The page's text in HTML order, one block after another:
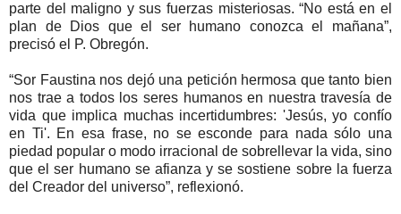
parte del maligno y sus fuerzas misteriosas. “No está en el
plan de Dios que el ser humano conozca el mañana”,
precisó el P. Obregón.
“Sor Faustina nos dejó una petición hermosa que tanto bien
nos trae a todos los seres humanos en nuestra travesía de
vida que implica muchas incertidumbres: 'Jesús, yo confío
en Ti'. En esa frase, no se esconde para nada sólo una
piedad popular o modo irracional de sobrellevar la vida, sino
que el ser humano se afianza y se sostiene sobre la fuerza
del Creador del universo”, reflexionó.